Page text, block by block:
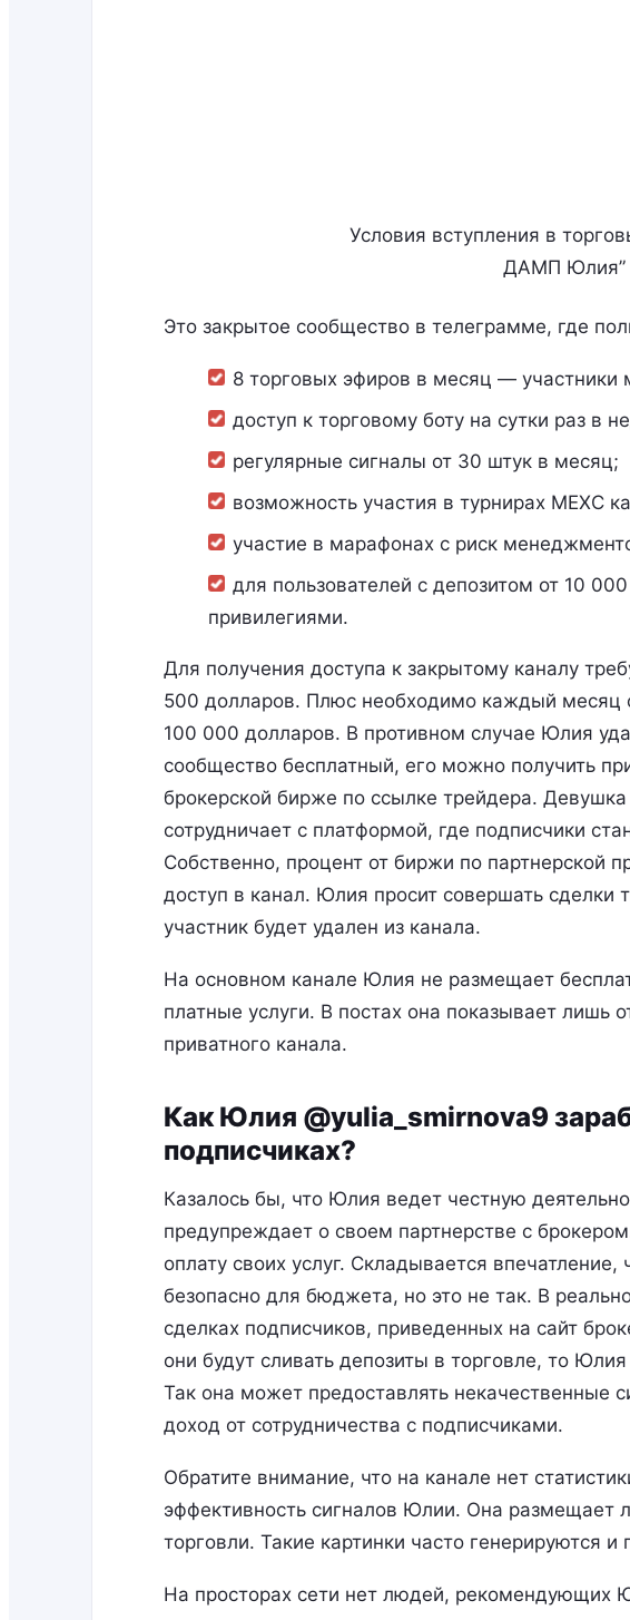
Условия вступления в
ДАМП Юлия”
Это закрытое сообщество в телеграмме, где
8 торговых эфиров в месяц — участники
доступ к торговому боту на сутки раз в
регулярные сигналы от 30 штук в месяц;
возможность участия в турнирах MEXC
участие в марафонах с риск
для пользователей с депозитом от 10
привилегиями.
Для получения доступа к закрытому каналу
500 долларов. Плюс необходимо каждый месяц
100 000 долларов. В противном случае Юлия
сообщество бесплатный, его можно получить
брокерской бирже по ссылке трейдера.
сотрудничает с платформой, где подписчики
Собственно, процент от биржи по партнерской
доступ в канал. Юлия просит совершать сделки
участник будет удален из канала.
На основном канале Юлия не размещает
платные услуги. В постах она показывает лишь
приватного канала.
Как Юлия @yulia_smirnova9
подписчиках?
Казалось бы, что Юлия ведет честную
предупреждает о своем партнерстве с
оплату своих услуг. Складывается
безопасно для бюджета, но это не так. В
сделках подписчиков, приведенных на сайт
они будут сливать депозиты в торговле, то
Так она может предоставлять некачественные
доход от сотрудничества с подписчиками.
Обратите внимание, что на канале нет
эффективность сигналов Юлии. Она размещает
торговли. Такие картинки часто генерируются
На просторах сети нет людей, рекомендующих